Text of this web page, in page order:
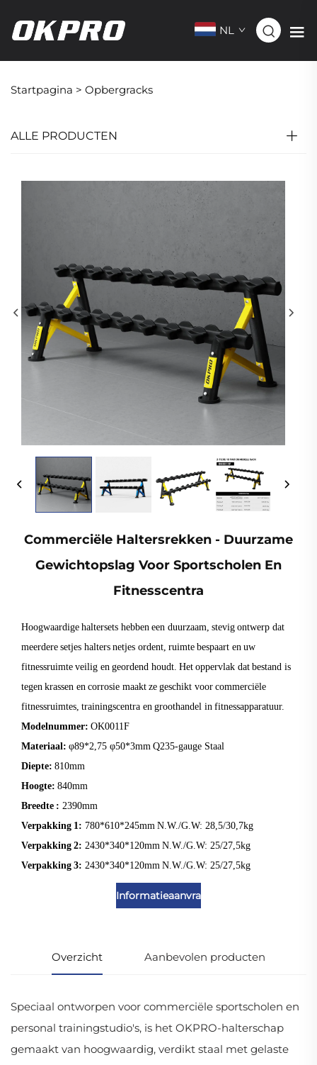
NL
Startpagina > Opbergracks
ALLE PRODUCTEN
Commerciële Haltersrekken - Duurzame
Gewichtopslag Voor Sportscholen En
Fitnesscentra
Hoogwaardige haltersets hebben een duurzaam, stevig ontwerp dat
meerdere setjes halters netjes ordent, ruimte bespaart en uw
fitnessruimte veilig en geordend houdt. Het oppervlak dat bestand is
tegen krassen en corrosie maakt ze geschikt voor commerciële
fitnessruimtes, trainingscentra en groothandel in fitnessapparatuur.
Modelnummer:OK0011F
Materiaal:φ89*2,75 φ50*3mm Q235-gauge Staal
Diepte:810mm
Hoogte:840mm
Breedte : 2390mm
Verpakking 1: 780*610*245mm N.W./G.W: 28,5/30,7kg
Verpakking 2: 2430*340*120mm N.W./G.W: 25/27,5kg
Verpakking 3: 2430*340*120mm N.W./G.W: 25/27,5kg
Informatieaanvraag
Overzicht Aanbevolen producten
Speciaal ontworpen voor commerciële sportscholen en
personal trainingstudio's, is het OKPRO-halterschap
gemaakt van hoogwaardig, verdikt staal met gelaste